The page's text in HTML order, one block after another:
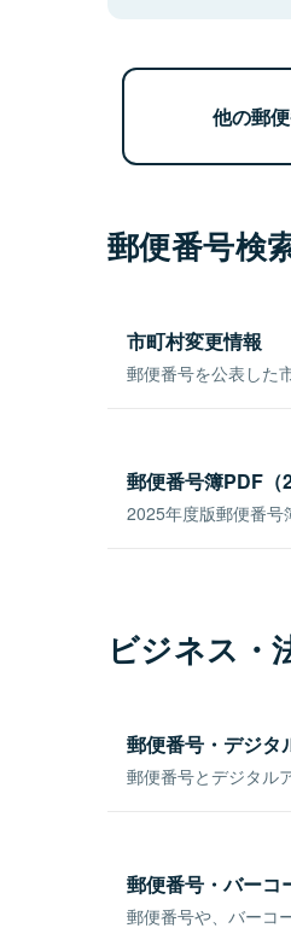
他の郵
郵便番号検
市町村変更情報
郵便番号を公表した
郵便番号簿PDF（
2025年度版郵便番号
ビジネス・
郵便番号・デジタ
郵便番号とデジタル
郵便番号・バーコ
郵便番号や、バーコ